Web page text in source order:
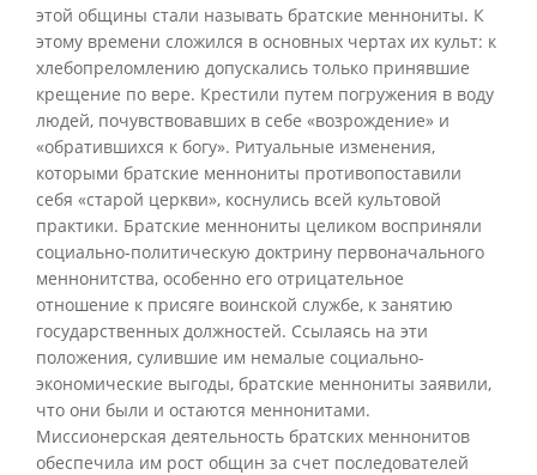
этой общины стали называть братские меннониты. К
этому времени сложился в основных чертах их культ: к
хлебопреломлению допускались только принявшие
крещение по вере. Крестили путем погружения в воду
людей, почувствовавших в себе «возрождение» и
«обратившихся к богу». Ритуальные изменения,
которыми братские меннониты противопоставили
себя «старой церкви», коснулись всей культовой
практики. Братские меннониты целиком восприняли
социально-политическую доктрину первоначального
меннонитства, особенно его отрицательное
отношение к присяге воинской службе, к занятию
государственных должностей. Ссылаясь на эти
положения, сулившие им немалые социально-
экономические выгоды, братские меннониты заявили,
что они были и остаются меннонитами.
Миссионерская деятельность братских меннонитов
обеспечила им рост общин за счет последователей